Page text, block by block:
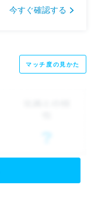
今すぐ確認する
マッチ度の見かた